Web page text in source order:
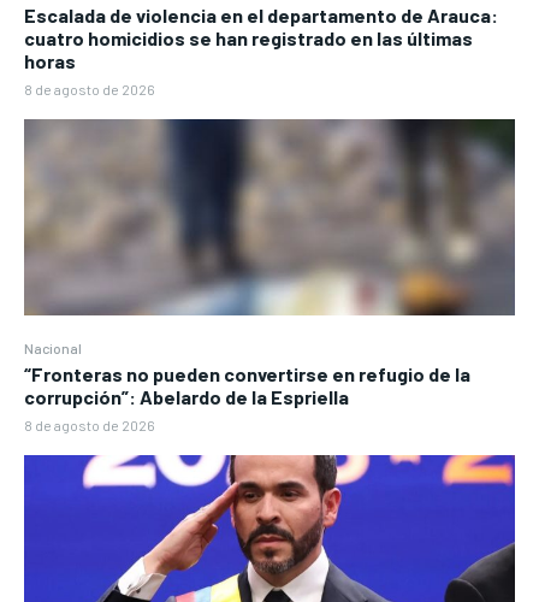
Escalada de violencia en el departamento de Arauca:
cuatro homicidios se han registrado en las últimas
horas
8 de agosto de 2026
Nacional
“Fronteras no pueden convertirse en refugio de la
corrupción”: Abelardo de la Espriella
8 de agosto de 2026